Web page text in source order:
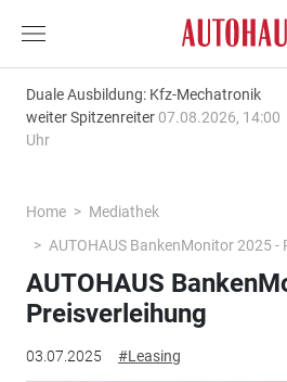
Duale Ausbildung: Kfz-Mechatronik
weiter Spitzenreiter 07.08.2026, 14:00
Uhr
Home
Mediathek
AUTOHAUS BankenMonitor 2025 -
03.07.2025 #Leasing
AUTOHAUS
Preisverleihung